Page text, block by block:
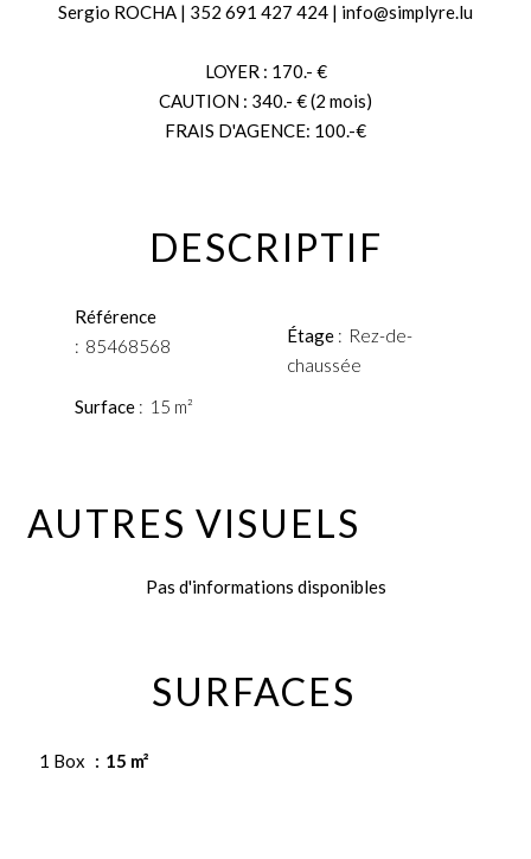
Sergio ROCHA | 352 691 427 424 | info@simplyre.lu
LOYER : 170.- €
CAUTION : 340.- € (2 mois)
FRAIS D'AGENCE: 100.-€
DESCRIPTIF
Référence
85468568
Surface 15 m²
Étage
Rez-de-
chaussée
AUTRES VISUELS
Pas d'informations disponibles
SURFACES
1 Box 15 m²